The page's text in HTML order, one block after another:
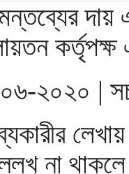
দায়
২০২০ |
না